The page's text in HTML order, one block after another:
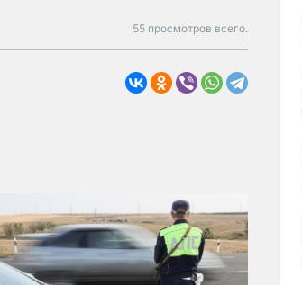
55 просмотров всего.